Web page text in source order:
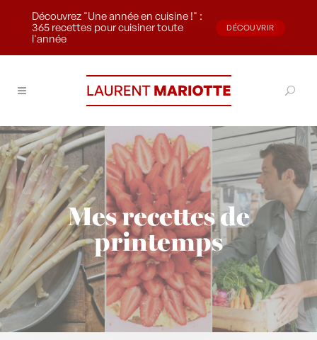
Découvrez "Une année en cuisine !" :
365 recettes pour cuisiner toute
l'année
DÉCOUVRIR
Mes recettes de
printemps